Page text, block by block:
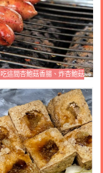
這間杏鮑菇香腸、炸杏鮑菇